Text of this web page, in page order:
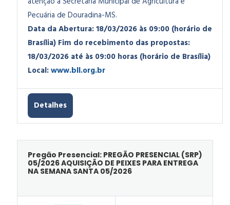
Pecuária de Douradina-MS.
Data da Abertura: 18/03/2026 às 09:00 (horário de
Brasília) Fim do recebimento das propostas:
18/03/2026 até às 09:00 horas (horário de Brasília)
Local:www.bll.org.br
Detalhes
Pregão Presencial: PREGÃO PRESENCIAL (SRP)
05/2026 AQUISIÇÃO DE PEIXES PARA ENTREGA
NA SEMANA SANTA 05/2026